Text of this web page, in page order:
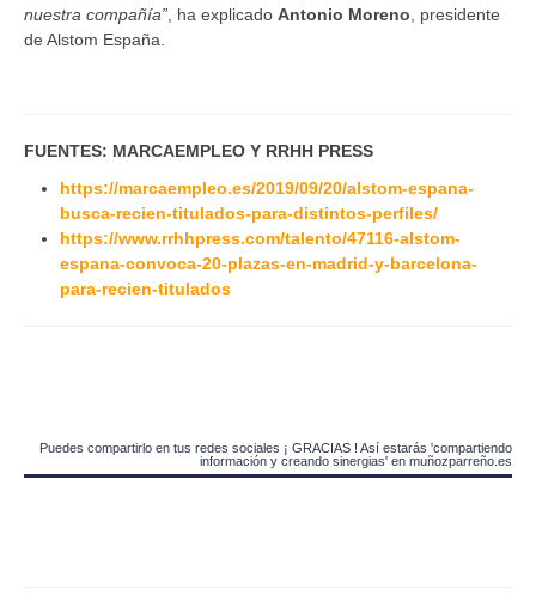
nuestra compañía” , ha explicado Antonio Moreno , presidente
de Alstom España.
FUENTES: MARCAEMPLEO Y RRHH PRESS
https://marcaempleo.es/2019/09/20/alstom-espana-
busca-recien-titulados-para-distintos-perfiles/
https://www.rrhhpress.com/talento/47116-alstom-
espana-convoca-20-plazas-en-madrid-y-barcelona-
para-recien-titulados
Puedes compartirlo en tus redes sociales ¡ GRACIAS ! Así estarás 'compartiendo
información y creando sinergias' en muñozparreño.es